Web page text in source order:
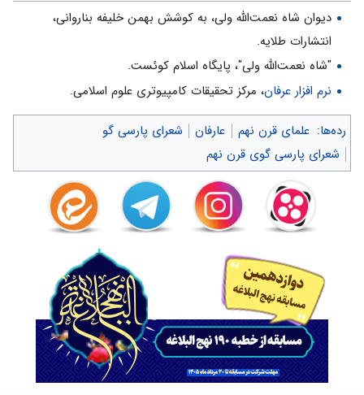
دیوان شاه نعمت‌الله ولى، به کوشش بهمن خلیفه بناروانى،
انتشارات طلایه.
"شاه نعمت‌الله ولی"، پایگاه اسلام کوئست.
نرم افزار عرفان، مرکز تحقیقات کامپیوتری علوم اسلامی.
رده‌ها: علمای قرن نهم عارفان
شعرای پارسی گو
شعرای پارسی گوی قرن نهم